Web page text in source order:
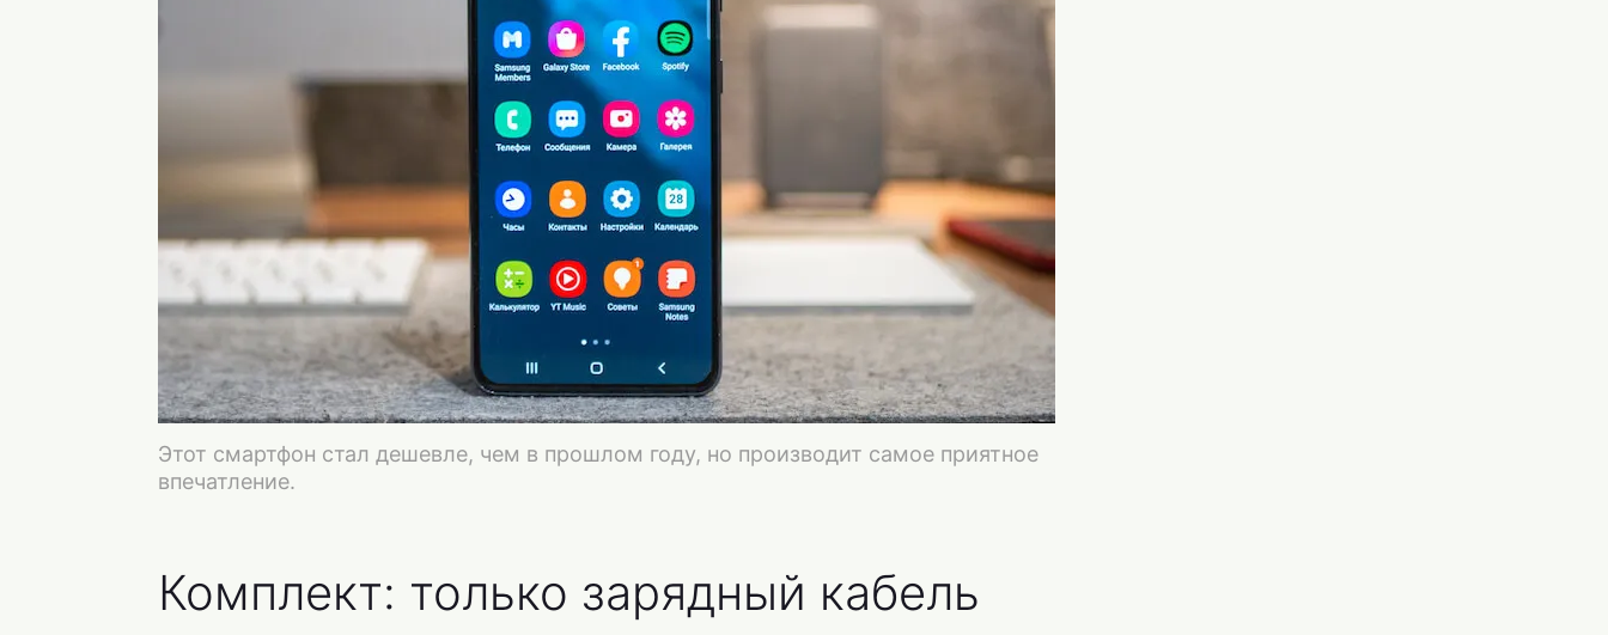
Этот смартфон стал дешевле, чем в прошлом году, но производит самое приятное
впечатление.
Комплект: только зарядный кабель